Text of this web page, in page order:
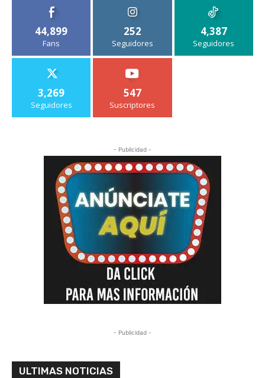
44,899
Fans
252
Seguidores
4,387
Seguidores
3,269
Seguidores
547
Suscriptores
- Publicidad -
- Publicidad -
ULTIMAS NOTICIAS